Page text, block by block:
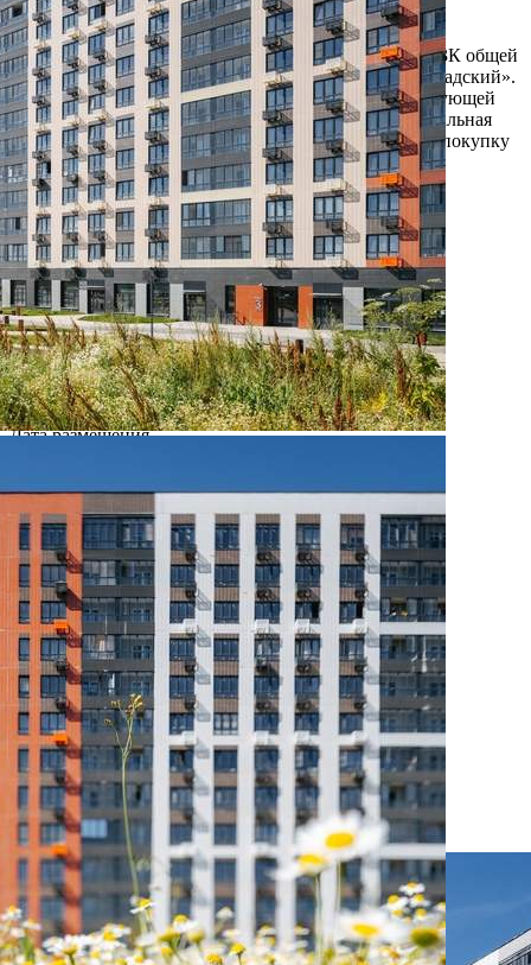
Москва / Московская обл
Получить контакты Посмотреть на карте
Прямая продажа от застройщика! Кладовая номер 113К общей
площадью 5.9 кв. м на -1-м этаже в ЖК «1-й Ленинградский».
Дополнительная скидка 2% на покупку 2-й и последующей
недвижимости: для клиентов предоставляется специальная
скидка до 2%. Скидку на вторую или последующую покупку
можно получить при приобретен...
439 (+1)
Навигация
Характеристики
О помещении
Где находится
Контакты
Другие объявления
Характеристики помещения
№ объявления
108521
Дата размещения
Москва
Адрес
Ленинградское шоссе, д.228Бстр1
Расположено
Этаж
-1
Предлагается
Продажа
Желаемый / подходящий вид деятельности
Не указано
Назначение
Не указано
Размер площади (м2)
5.9
Цена за помещение
625 400 руб.
О помещении